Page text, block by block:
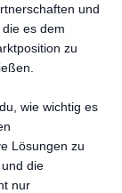
und
es dem
zu
wie wichtig es
Lösungen zu
die
nur